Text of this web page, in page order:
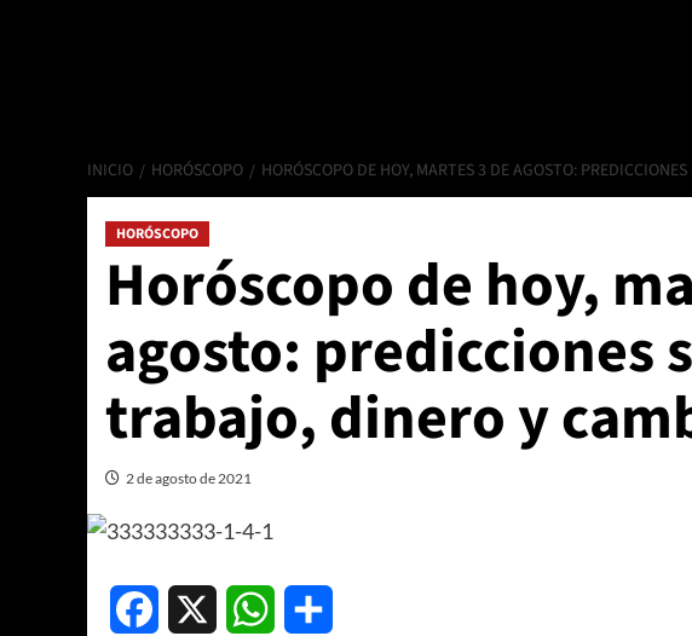
INICIO HORÓSCOPO HORÓSCOPO DE HOY, MARTES 3 DE AGOSTO:
HORÓSCOPO
Horóscopo de hoy,
agosto: predicciones
trabajo, dinero y
2 de agosto de 2021
Facebook WhatsApp